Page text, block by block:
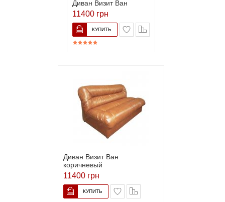
Диван Визит Ван
11400 грн
Диван Визит Ван
коричневый
11400 грн